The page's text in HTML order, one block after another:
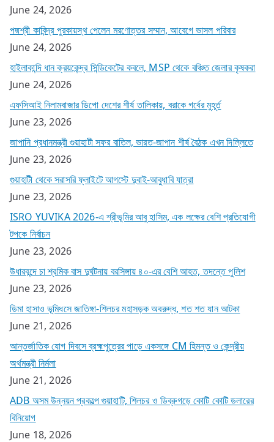
June 24, 2026
পদ্মশ্রী কাবিন্দ্র পুরকায়স্থ পেলেন মরণোত্তর সম্মান, আবেগে ভাসল পরিবার
June 24, 2026
হাইলাকান্দি ধান ক্রয়কেন্দ্র সিন্ডিকেটের কবলে, MSP থেকে বঞ্চিত জেলার কৃষকরা
June 24, 2026
এফসিআই নিলামবাজার ডিপো দেশের শীর্ষ তালিকায়, বরাকে গর্বের মুহূর্ত
June 23, 2026
জাপানি প্রধানমন্ত্রী গুয়াহাটী সফর বাতিল, ভারত-জাপান শীর্ষ বৈঠক এখন দিল্লিতে
June 23, 2026
গুয়াহাটী থেকে সরাসরি ফ্লাইটে আগস্টে দুবাই-আবুধাবি যাত্রা
June 23, 2026
ISRO YUVIKA 2026-এ শ্রীভূমির আবু হাসিম, এক লক্ষের বেশি প্রতিযোগী
টপকে নির্বাচন
June 23, 2026
উধারবন্দে চা শ্রমিক বাস দুর্ঘটনায় বরসিঙ্গায় ৪০-এর বেশি আহত, তদন্তে পুলিশ
June 23, 2026
ডিমা হাসাও ভূমিধসে জাতিঙ্গা-শিলচর মহাসড়ক অবরুদ্ধ, শত শত যান আটকা
June 21, 2026
আন্তর্জাতিক যোগ দিবসে ব্রহ্মপুত্রের পাড়ে একসঙ্গে CM হিমন্ত ও কেন্দ্রীয়
অর্থমন্ত্রী নির্মলা
June 21, 2026
ADB অসম উন্নয়ন প্রকল্পে গুয়াহাটি, শিলচর ও ডিব্রুগড়ে কোটি কোটি ডলারের
বিনিয়োগ
June 18, 2026